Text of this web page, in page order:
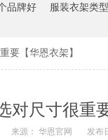
品牌好 服装衣架类型
要【华恩衣架】
对尺寸很重
来源： 华恩官网 发布